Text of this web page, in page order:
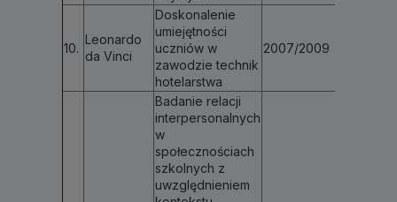
10.
Leonardo
da Vinci
Doskonalenie
umiejętności
uczniów w
zawodzie technik
hotelarstwa
2007/2009
Badanie relacji
interpersonalnych
w
społecznościach
szkolnych z
uwzględnieniem